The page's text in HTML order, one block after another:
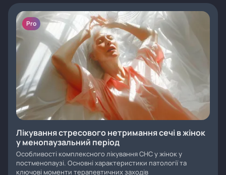
Pro
Лікування стресового нетримання сечі в жінок
у менопаузальний період
Особливості комплексного лікування СНС у жінок у
постменопаузі. Основні характеристики патології та
ключові моменти терапевтичних заходів